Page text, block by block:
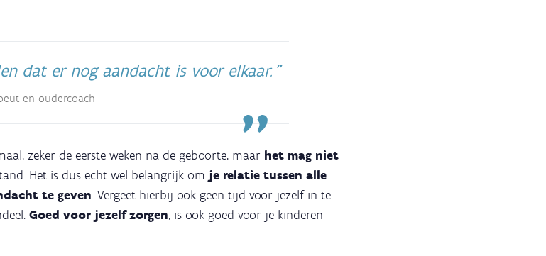
dat er nog aandacht is voor elkaar.
en oudercoach
zeker de eerste weken na de geboorte, maar het mag niet
Het is dus echt wel belangrijk om je relatie tussen alle
te geven. Vergeet hierbij ook geen tijd voor jezelf in te
Goed voor jezelf zorgen, is ook goed voor je kinderen